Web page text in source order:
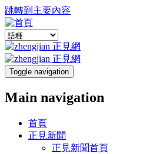
跳轉到主要內容
Toggle navigation
Main navigation
首頁
正見新聞
正見新聞首頁